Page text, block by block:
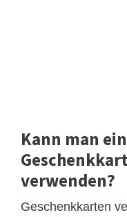
Kann man
verwenden?
Geschenkkarten